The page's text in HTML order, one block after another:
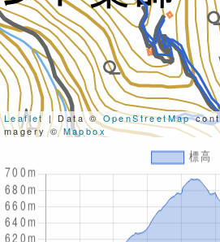
Leaflet | Data ©OpenStreetMap
magery ©Mapbox